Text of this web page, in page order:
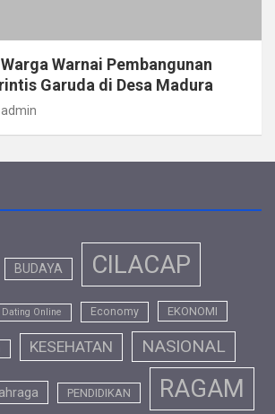
Warnai Pembangunan
Garuda di Desa Madura
admin
BUDAYA CILACAP
Dating Online Economy EKONOMI
KESEHATAN NASIONAL
PENDIDIKAN RAGAM